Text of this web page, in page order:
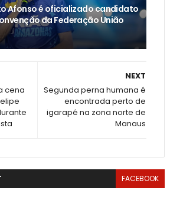
Afonso é oficializado candidato
da Federação União
NEXT
Segunda perna humana é
encontrada perto de
igarapé na zona norte de
Manaus
cena
FACEBOOK